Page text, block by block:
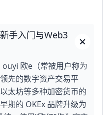
手入门与Web3
欧e（常被用户称为
先的数字资产交易平
太坊等多种加密货币的
期的 OKEx 品牌升级为